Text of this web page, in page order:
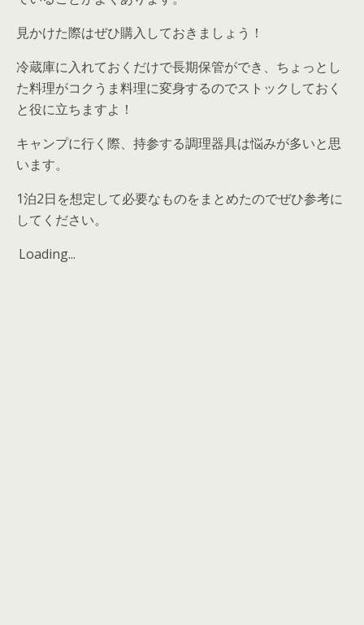
見かけた際はぜひ購入しておきましょう！
冷蔵庫に入れておくだけで長期保管ができ、 ちょっとし
た料理がコクうま料理に変身するのでストックしておく
と役に立ちますよ！
キャンプに行く際、持参する調理器具は悩みが多いと思
います。
1泊2日を想定して必要なものをまとめたのでぜひ参考に
してください。
Loading...